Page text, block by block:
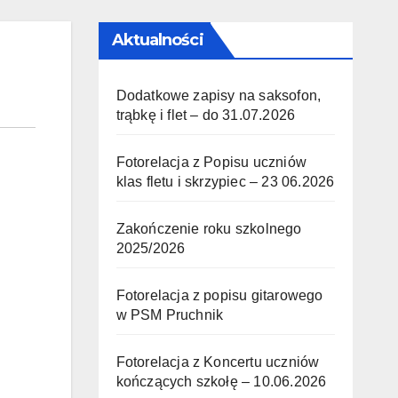
Aktualności
Dodatkowe zapisy na saksofon,
trąbkę i flet – do 31.07.2026
Fotorelacja z Popisu uczniów
klas fletu i skrzypiec – 23 06.2026
Zakończenie roku szkolnego
2025/2026
Fotorelacja z popisu gitarowego
w PSM Pruchnik
Fotorelacja z Koncertu uczniów
kończących szkołę – 10.06.2026